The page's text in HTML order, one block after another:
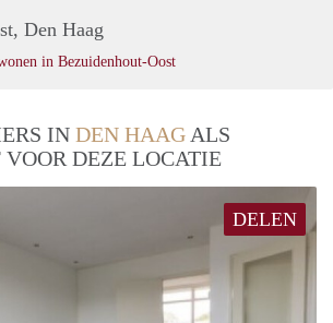
Den Haag
in Bezuidenhout-Oost
IN DEN HAAG ALS
DEZE LOCATIE
DELEN